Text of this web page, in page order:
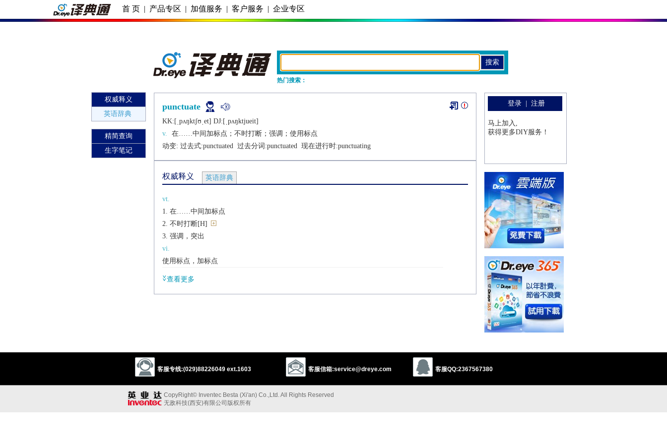
首 页 | 产品专区 | 加值服务 | 客户服务 | 企业专区
热门搜索：
权威释义
英语辞典
精简查询
生字笔记
punctuate
KK:[ˌpʌŋktʃʊˌеt] DJ:[ˌpʌŋktjuеit]
v.
在……中间加标点；不时打断；强调；使用标点
动变: 过去式:punctuated 过去分词:punctuated 现在进行时:punctuating
权威释义 英语辞典
vt.
在……中间加标点
不时打断[H]
强调，突出
vi.
使用标点，加标点
1
▸ (punctuate something with) interrupt an activity with.
Etymology
C17 (in the sense ‘point out’): from med. L. punctuat-,punctuare
查看更多
客服专线:(029)88226049 ext.1603 客服信箱:service@dreye.com 客服QQ:2367567380
CopyRight© Inventec Besta (Xi'an) Co.,Ltd. All Rights Reserved
无敌科技(西安)有限公司版权所有